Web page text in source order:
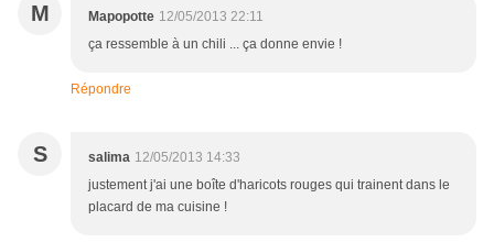
M Mapopotte 12/05/2013 22:11
ça ressemble à un chili ... ça donne envie !
Répondre
S salima 12/05/2013 14:33
justement j'ai une boîte d'haricots rouges qui trainent dans le
placard de ma cuisine !